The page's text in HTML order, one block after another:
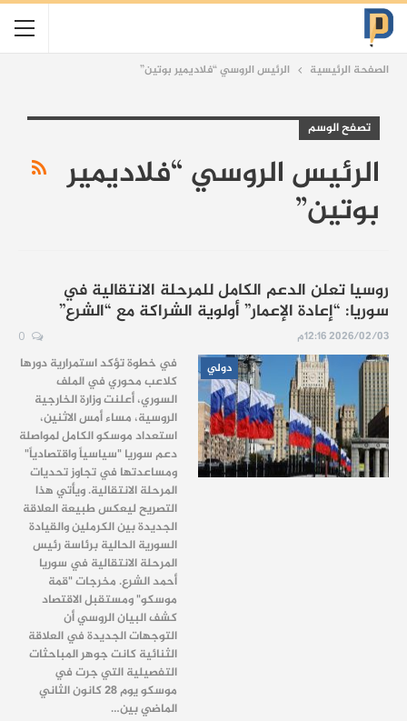
الصفحة الرئيسية الرئيس الروسي “فلاديمير بوتين”
تصفح الوسم
الرئيس الروسي “فلاديمير
بوتين”
روسيا تعلن الدعم الكامل للمرحلة الانتقالية في
سوريا: “إعادة الإعمار” أولوية الشراكة مع “الشرع”
2026/02/03 12:16م
دولي
في خطوة تؤكد استمرارية دورها
كلاعب محوري في الملف
السوري، أعلنت وزارة الخارجية
الروسية، مساء أمس الاثنين،
استعداد موسكو الكامل لمواصلة
دعم سوريا "سياسياً واقتصادياً"
ومساعدتها في تجاوز تحديات
المرحلة الانتقالية. ويأتي هذا
التصريح ليعكس طبيعة العلاقة
الجديدة بين الكرملين والقيادة
السورية الحالية برئاسة رئيس
المرحلة الانتقالية في سوريا
أحمد الشرع. مخرجات "قمة
موسكو" ومستقبل الاقتصاد
كشف البيان الروسي أن
التوجهات الجديدة في العلاقة
الثنائية كانت جوهر المباحثات
التفصيلية التي جرت في
موسكو يوم 28 كانون الثاني
الماضي بين…